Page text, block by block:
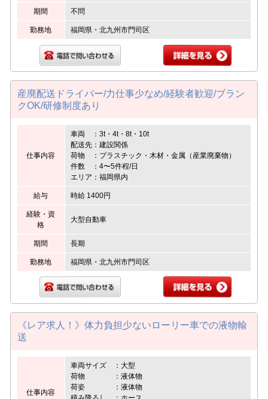
期間 不問
勤務地 福岡県・北九州市門司区
産廃配送ドライバー/力仕事少なめ/経験者歓迎/ブラン
クOK/研修制度あり
仕事内容
車両 ：3t・4t・8t・10t
配送先：建設関係
荷物 ：プラスチック・木材・金属（産業廃棄物）
件数 ：4〜5件程/日
エリア：福岡県内
給与 時給 1400円
経験・資
格
大型自動車
期間 長期
勤務地 福岡県・北九州市門司区
《レア求人！》体力負担少ないローリー車での液物輸
送
仕事内容
車両サイズ ：大型
荷物 ：液体物
荷姿 ：液体物